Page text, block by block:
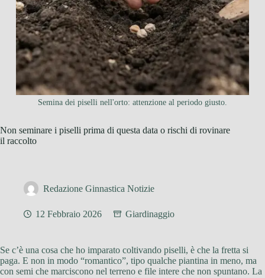
Semina dei piselli nell'orto: attenzione al periodo giusto.
Non seminare i piselli prima di questa data o rischi di rovinare
il raccolto
Redazione Ginnastica Notizie
12 Febbraio 2026 Giardinaggio
Se c’è una cosa che ho imparato coltivando piselli, è che la fretta si
paga. E non in modo “romantico”, tipo qualche piantina in meno, ma
con semi che marciscono nel terreno e file intere che non spuntano. La